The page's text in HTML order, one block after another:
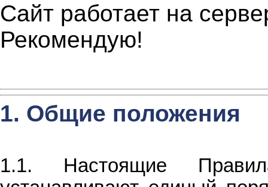
Сайт работает на
Рекомендую!
1. Общие положения
1.1. Настоящие